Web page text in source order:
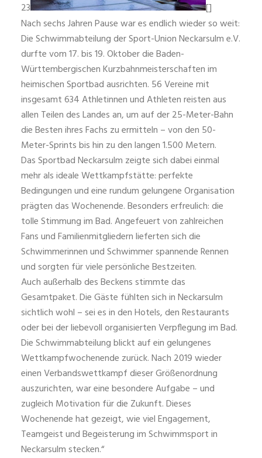
23 []
Nach sechs Jahren Pause war es endlich wieder so weit:
Die Schwimmabteilung der Sport-Union Neckarsulm e.V.
durfte vom 17. bis 19. Oktober die Baden-
Württembergischen Kurzbahnmeisterschaften im
heimischen Sportbad ausrichten. 56 Vereine mit
insgesamt 634 Athletinnen und Athleten reisten aus
allen Teilen des Landes an, um auf der 25-Meter-Bahn
die Besten ihres Fachs zu ermitteln – von den 50-
Meter-Sprints bis hin zu den langen 1.500 Metern.
Das Sportbad Neckarsulm zeigte sich dabei einmal
mehr als ideale Wettkampfstätte: perfekte
Bedingungen und eine rundum gelungene Organisation
prägten das Wochenende. Besonders erfreulich: die
tolle Stimmung im Bad. Angefeuert von zahlreichen
Fans und Familienmitgliedern lieferten sich die
Schwimmerinnen und Schwimmer spannende Rennen
und sorgten für viele persönliche Bestzeiten.
Auch außerhalb des Beckens stimmte das
Gesamtpaket. Die Gäste fühlten sich in Neckarsulm
sichtlich wohl – sei es in den Hotels, den Restaurants
oder bei der liebevoll organisierten Verpflegung im Bad.
Die Schwimmabteilung blickt auf ein gelungenes
Wettkampfwochenende zurück. Nach 2019 wieder
einen Verbandswettkampf dieser Größenordnung
auszurichten, war eine besondere Aufgabe – und
zugleich Motivation für die Zukunft. Dieses
Wochenende hat gezeigt, wie viel Engagement,
Teamgeist und Begeisterung im Schwimmsport in
Neckarsulm stecken.“